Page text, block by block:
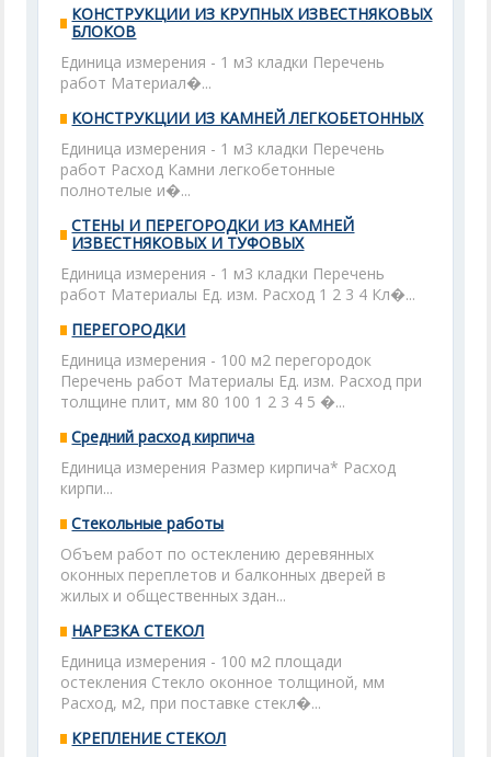
КОНСТРУКЦИИ ИЗ КРУПНЫХ ИЗВЕСТНЯКОВЫХ
БЛОКОВ
Единица измерения - 1 м3 кладки Перечень
работ Материал�...
КОНСТРУКЦИИ ИЗ КАМНЕЙ ЛЕГКОБЕТОННЫХ
Единица измерения - 1 м3 кладки Перечень
работ Расход Камни легкобетонные
полнотелые и�...
СТЕНЫ И ПЕРЕГОРОДКИ ИЗ КАМНЕЙ
ИЗВЕСТНЯКОВЫХ И ТУФОВЫХ
Единица измерения - 1 м3 кладки Перечень
работ Материалы Ед. изм. Расход 1 2 3 4 Кл�...
ПЕРЕГОРОДКИ
Единица измерения - 100 м2 перегородок
Перечень работ Материалы Ед. изм. Расход при
толщине плит, мм 80 100 1 2 3 4 5 �...
Средний расход кирпича
Единица измерения Размер кирпича* Расход
кирпи...
Стекольные работы
Объем работ по остеклению деревянных
оконных переплетов и балконных дверей в
жилых и общественных здан...
НАРЕЗКА СТЕКОЛ
Единица измерения - 100 м2 площади
остекления Стекло оконное толщиной, мм
Расход, м2, при поставке стекл�...
КРЕПЛЕНИЕ СТЕКОЛ